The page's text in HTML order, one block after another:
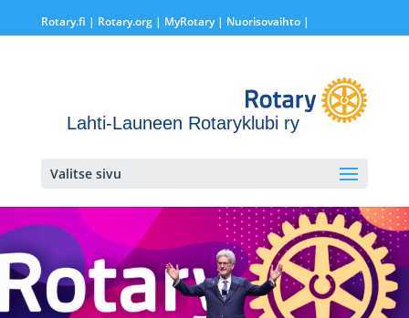
Rotary.fi | Rotary.org| MyRotary | Nuorisovaihto|
Lahti-Launeen Rotaryklubi ry
Valitse sivu